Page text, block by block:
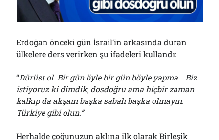
Bölmediğiniz Bir O Kalmıştı!..
29/07/2026
Arşivler
Erdoğan önceki gün İsrail’in arkasında duran
ülkelere ders verirken şu ifadelerikullandı:
“Dürüst ol. Bir gün öyle bir gün böyle yapma… Biz
istiyoruz ki dimdik, dosdoğru ama hiçbir zaman
kalkıp da akşam başka sabah başka olmayın.
Türkiye gibi olun.”
Herhalde çoğunuzun aklına ilk olarakBirleşik